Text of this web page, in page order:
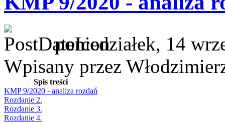
poniedziałek, 14
Wpisany przez
Spis treści
KMP 9/2020 - analiza rozdań
Rozdanie 2.
Rozdanie 3.
Rozdanie 4.